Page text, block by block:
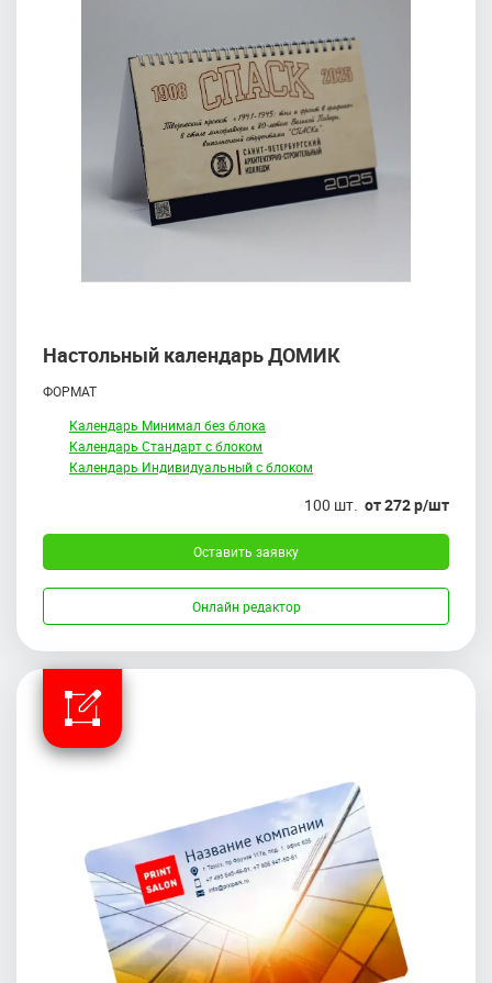
Настольный календарь ДОМИК
ФОРМАТ
Календарь Минимал без блока
Календарь Стандарт с блоком
Календарь Индивидуальный с блоком
100 шт. от 272 р/шт
Оставить заявку
Онлайн редактор